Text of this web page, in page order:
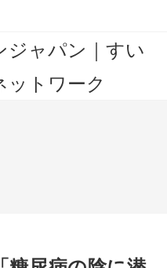
ジャパン｜すい
トワーク